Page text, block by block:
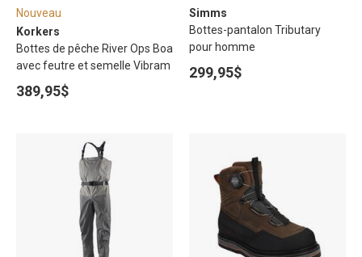
Nouveau
Korkers
Bottes de pêche River Ops Boa
avec feutre et semelle Vibram
389,95$
Simms
Bottes-pantalon Tributary
pour homme
299,95$